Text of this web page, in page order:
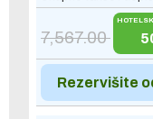
7,567.00
Rezervišite